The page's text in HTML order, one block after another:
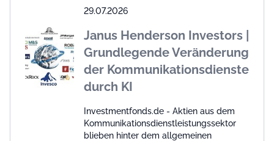
29.07.2026
Janus Henderson Investors |
Grundlegende Veränderung
der Kommunikationsdienste
durch KI
Investmentfonds.de - Aktien aus dem
Kommunikationsdienstleistungssektor
blieben hinter dem allgemeinen